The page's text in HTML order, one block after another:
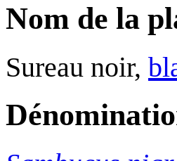
Nom de la
Sureau noir,